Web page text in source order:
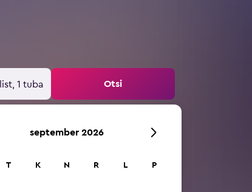
1 tuba Otsi
september 2026
T K N R L P